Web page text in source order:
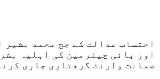
احتساب عدالت کے جج محمد بشیر
اور بانی چیئرمین کی اہلیہ
ضمانت وارنٹ گرفتاری جاری